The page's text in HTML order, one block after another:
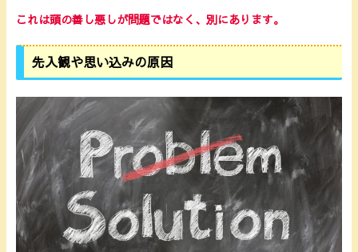
これは頭の善し悪しが問題ではなく、別にあります。
先入観や思い込みの原因